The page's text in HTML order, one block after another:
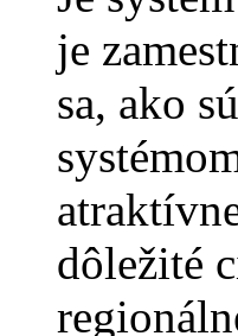
je
sa, ako
dôležité